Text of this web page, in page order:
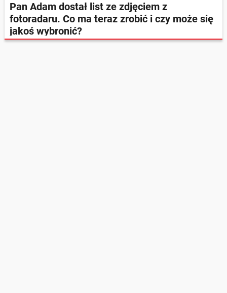
Pan Adam dostał list ze zdjęciem z
fotoradaru. Co ma teraz zrobić i czy może się
jakoś wybronić?